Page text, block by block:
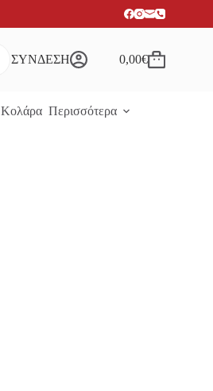
ΣΥΝΔΕΣΗ
Καλάθι
0,00€
Κολάρα Περισσότερα